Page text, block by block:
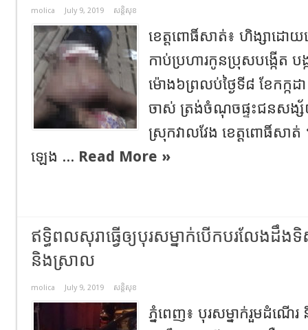
molica July 9, 2019 សន្តិសុខ
ខេត្តពោធិ៍សាត់៖ ហិង្សាដោ
កាប់ប្រហារកូនប្រុសបង្កើត បង្
ម៉ោង៦ព្រលប់ថ្ងៃទី៨ ខែកក្កដា
ចាស់ ត្រង់ចំណុចផ្ទះជនសង្
ស្រុកវាលវែង ខេត្តពោធិ៍ស
ឡេង ... Read More »
ឥទ្ធិពល​សុរា​ធ្វើឲ្យបុរសម្នាក់​បើកបរលែងដឹ
និងស្រាល
molica July 9, 2019 សន្តិសុខ
ភ្នំពេញ៖ បុរសម្នាក់រួមដំណើ